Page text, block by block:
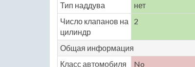
Тип наддува
нет
Число клапанов на
цилиндр
2
Общая информация
Класс автомобиля
No